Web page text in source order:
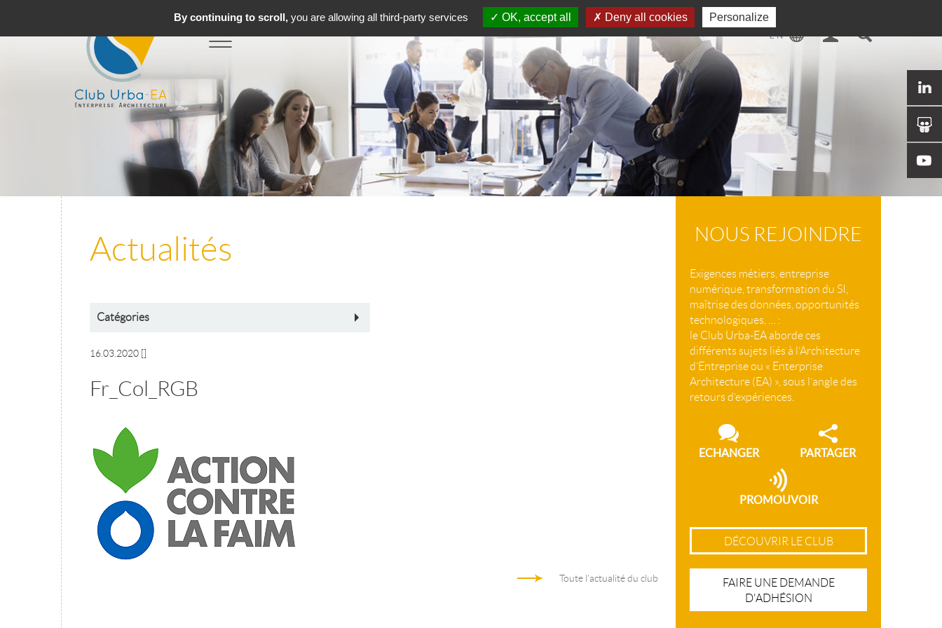
Toggle
navigation
Actualités
Catégories
16.03.2020 []
Fr_Col_RGB
Toute l'actualité du club
NOUS REJOINDRE
Exigences métiers, entreprise
numérique, transformation du SI,
maîtrise des données, opportunités
technologiques, … :
le Club Urba-EA aborde ces
différents sujets liés à l’Architecture
d’Entreprise ou « Enterprise
Architecture (EA) », sous l’angle des
retours d’expériences.
ECHANGER PARTAGER
PROMOUVOIR
DÉCOUVRIR LE CLUB
FAIRE UNE DEMANDE
D'ADHÉSION
By continuing to scroll,you are allowing all third-party services OK, accept all Deny all cookies Personalize